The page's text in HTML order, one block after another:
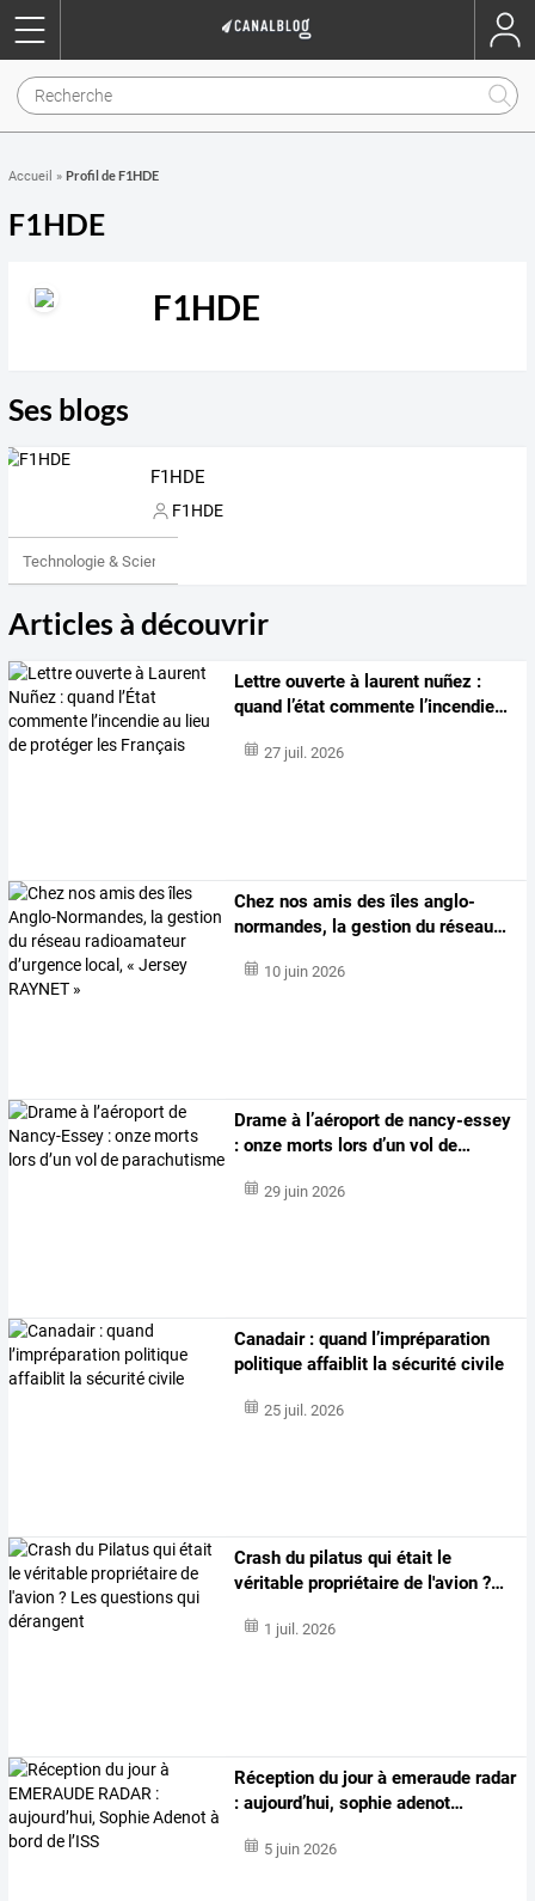
Accueil » Profil de F1HDE
F1HDE
F1HDE
Ses blogs
F1HDE
F1HDE
Technologie & Science
Articles à découvrir
Lettre ouverte à laurent nuñez :
quand l’état commente l’incendie…
27 juil. 2026
Chez nos amis desîles anglo-
normandes, la gestion du réseau…
10 juin 2026
Drame à l’aéroport de nancy-essey
: onze morts lors d’un vol de…
29 juin 2026
Canadair : quand l’impréparation
politique affaiblit la sécurité civile
25 juil. 2026
Crash du pilatus qui était le
véritable propriétaire de l'avion ?…
1 juil. 2026
Réception du jourà emeraude radar
: aujourd’hui, sophie adenot…
5 juin 2026